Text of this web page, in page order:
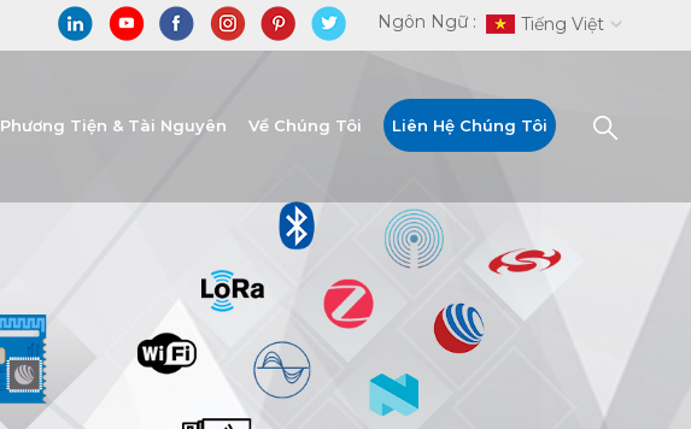
Ngôn Ngữ : Tiếng Việt
Phương Tiện & Tài Nguyên Về Chúng Tôi Liên Hệ Chúng Tôi